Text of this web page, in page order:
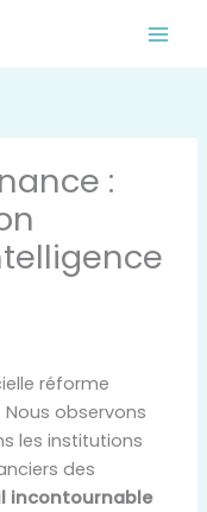
:
réforme
observons
les institutions
des
incontournable